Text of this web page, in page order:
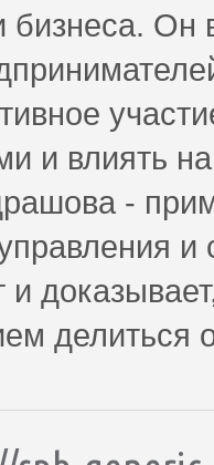
бизнеса. Он
и влиять
-
и
и
делиться